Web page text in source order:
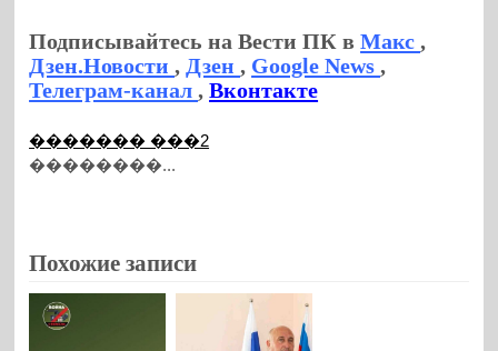
Подписывайтесь на Вести ПК вМакс,
Дзен.Новости, Дзен, Google News,
Телеграм-канал,Вконтакте
������� ���2
��������...
Похожие записи